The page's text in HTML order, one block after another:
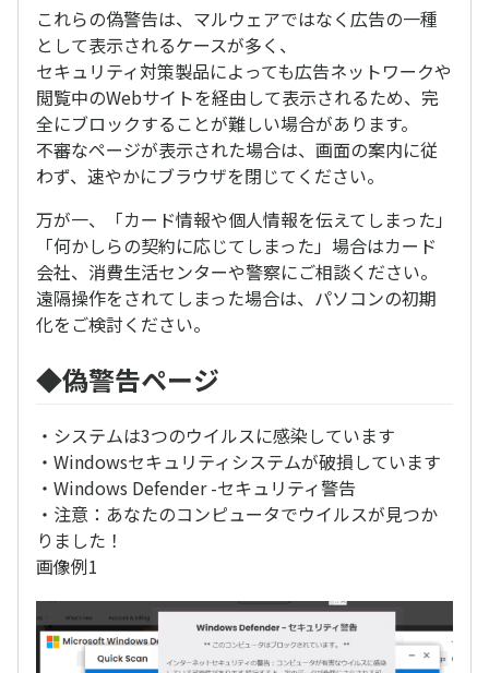
これらの偽警告は、マルウェアではなく広告の一種
として表示されるケースが多く、
セキュリティ対策製品によっても広告ネットワークや
閲覧中のWebサイトを経由して表示されるため、完
全にブロックすることが難しい場合があります。
不審なページが表示された場合は、画面の案内に従
わず、速やかにブラウザを閉じてください。
万が一、「カード情報や個人情報を伝えてしまった」
「何かしらの契約に応じてしまった」場合はカード
会社、消費生活センターや警察にご相談ください。
遠隔操作をされてしまった場合は、パソコンの初期
化をご検討ください。
◆偽警告ページ
・システムは3つのウイルスに感染しています
・Windowsセキュリティシステムが破損しています
・Windows Defender -セキュリティ警告
・注意：あなたのコンピュータでウイルスが見つか
りました！
画像例1